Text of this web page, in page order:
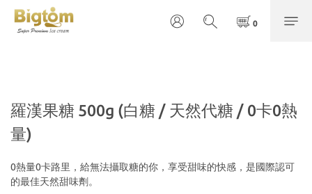
羅漢果糖 500g (白糖 / 天然代糖 / 0卡0熱
量)
0熱量0卡路里，給無法攝取糖的你，享受甜味的快感，是國際認可
的最佳天然甜味劑。